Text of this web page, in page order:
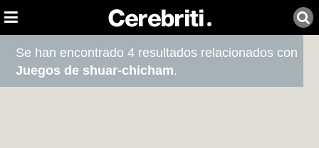
Se han encontrado 4 resultados relacionados con
Juegos de shuar-chicham.